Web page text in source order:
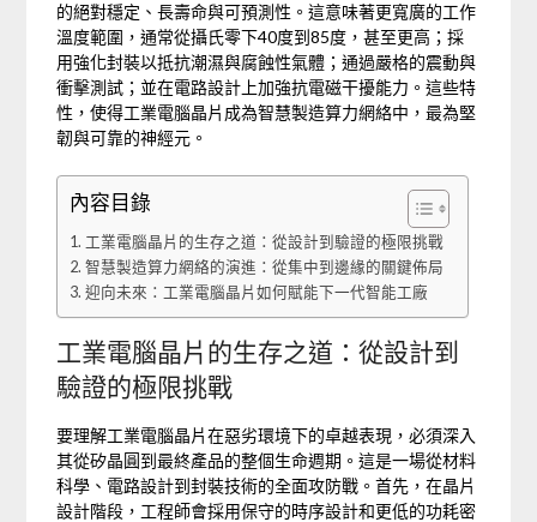
的絕對穩定、長壽命與可預測性。這意味著更寬廣的工作
溫度範圍，通常從攝氏零下40度到85度，甚至更高；採
用強化封裝以抵抗潮濕與腐蝕性氣體；通過嚴格的震動與
衝擊測試；並在電路設計上加強抗電磁干擾能力。這些特
性，使得工業電腦晶片成為智慧製造算力網絡中，最為堅
韌與可靠的神經元。
內容目錄
工業電腦晶片的生存之道：從設計到驗證的極限挑戰
智慧製造算力網絡的演進：從集中到邊緣的關鍵佈局
迎向未來：工業電腦晶片如何賦能下一代智能工廠
工業電腦晶片的生存之道：從設計到
驗證的極限挑戰
要理解工業電腦晶片在惡劣環境下的卓越表現，必須深入
其從矽晶圓到最終產品的整個生命週期。這是一場從材料
科學、電路設計到封裝技術的全面攻防戰。首先，在晶片
設計階段，工程師會採用保守的時序設計和更低的功耗密